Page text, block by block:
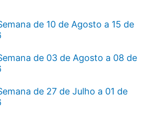
de 10 de Agosto a 15 de
de 03 de Agosto a 08 de
de 27 de Julho a 01 de